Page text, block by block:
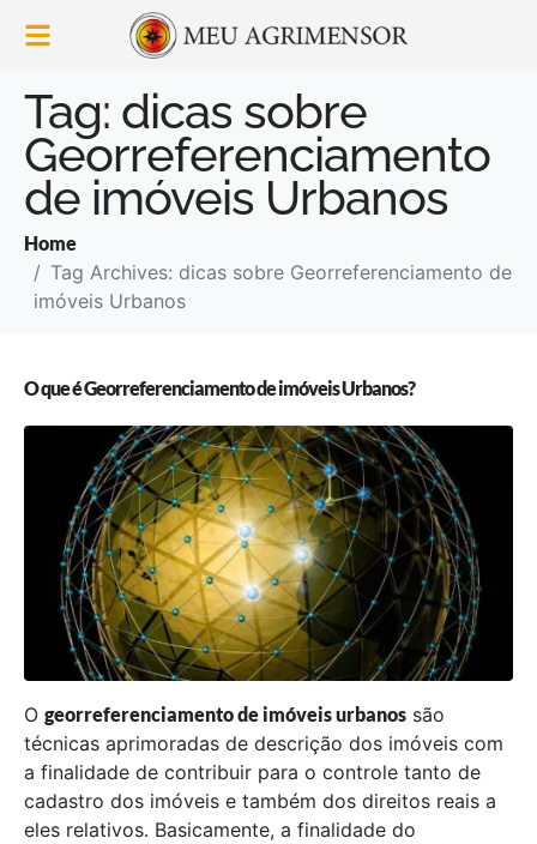
Tag: dicas sobre
Georreferenciamento
de imóveis Urbanos
Home
Tag Archives: dicas sobre Georreferenciamento de
imóveis Urbanos
O que é Georreferenciamento de imóveis Urbanos?
O georreferenciamento de imóveis urbanos são
técnicas aprimoradas de descrição dos imóveis com
a finalidade de contribuir para o controle tanto de
cadastro dos imóveis e também dos direitos reais a
eles relativos. Basicamente, a finalidade do